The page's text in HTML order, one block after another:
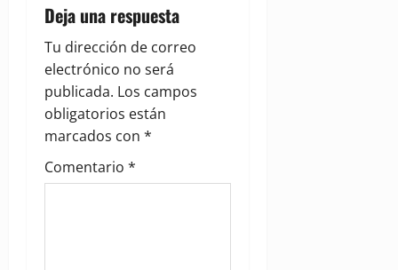
v
i
g
a
t
Deja una respuesta
Tu dirección de correo
electrónico no será
publicada. Los campos
obligatorios están
marcados con *
Comentario *